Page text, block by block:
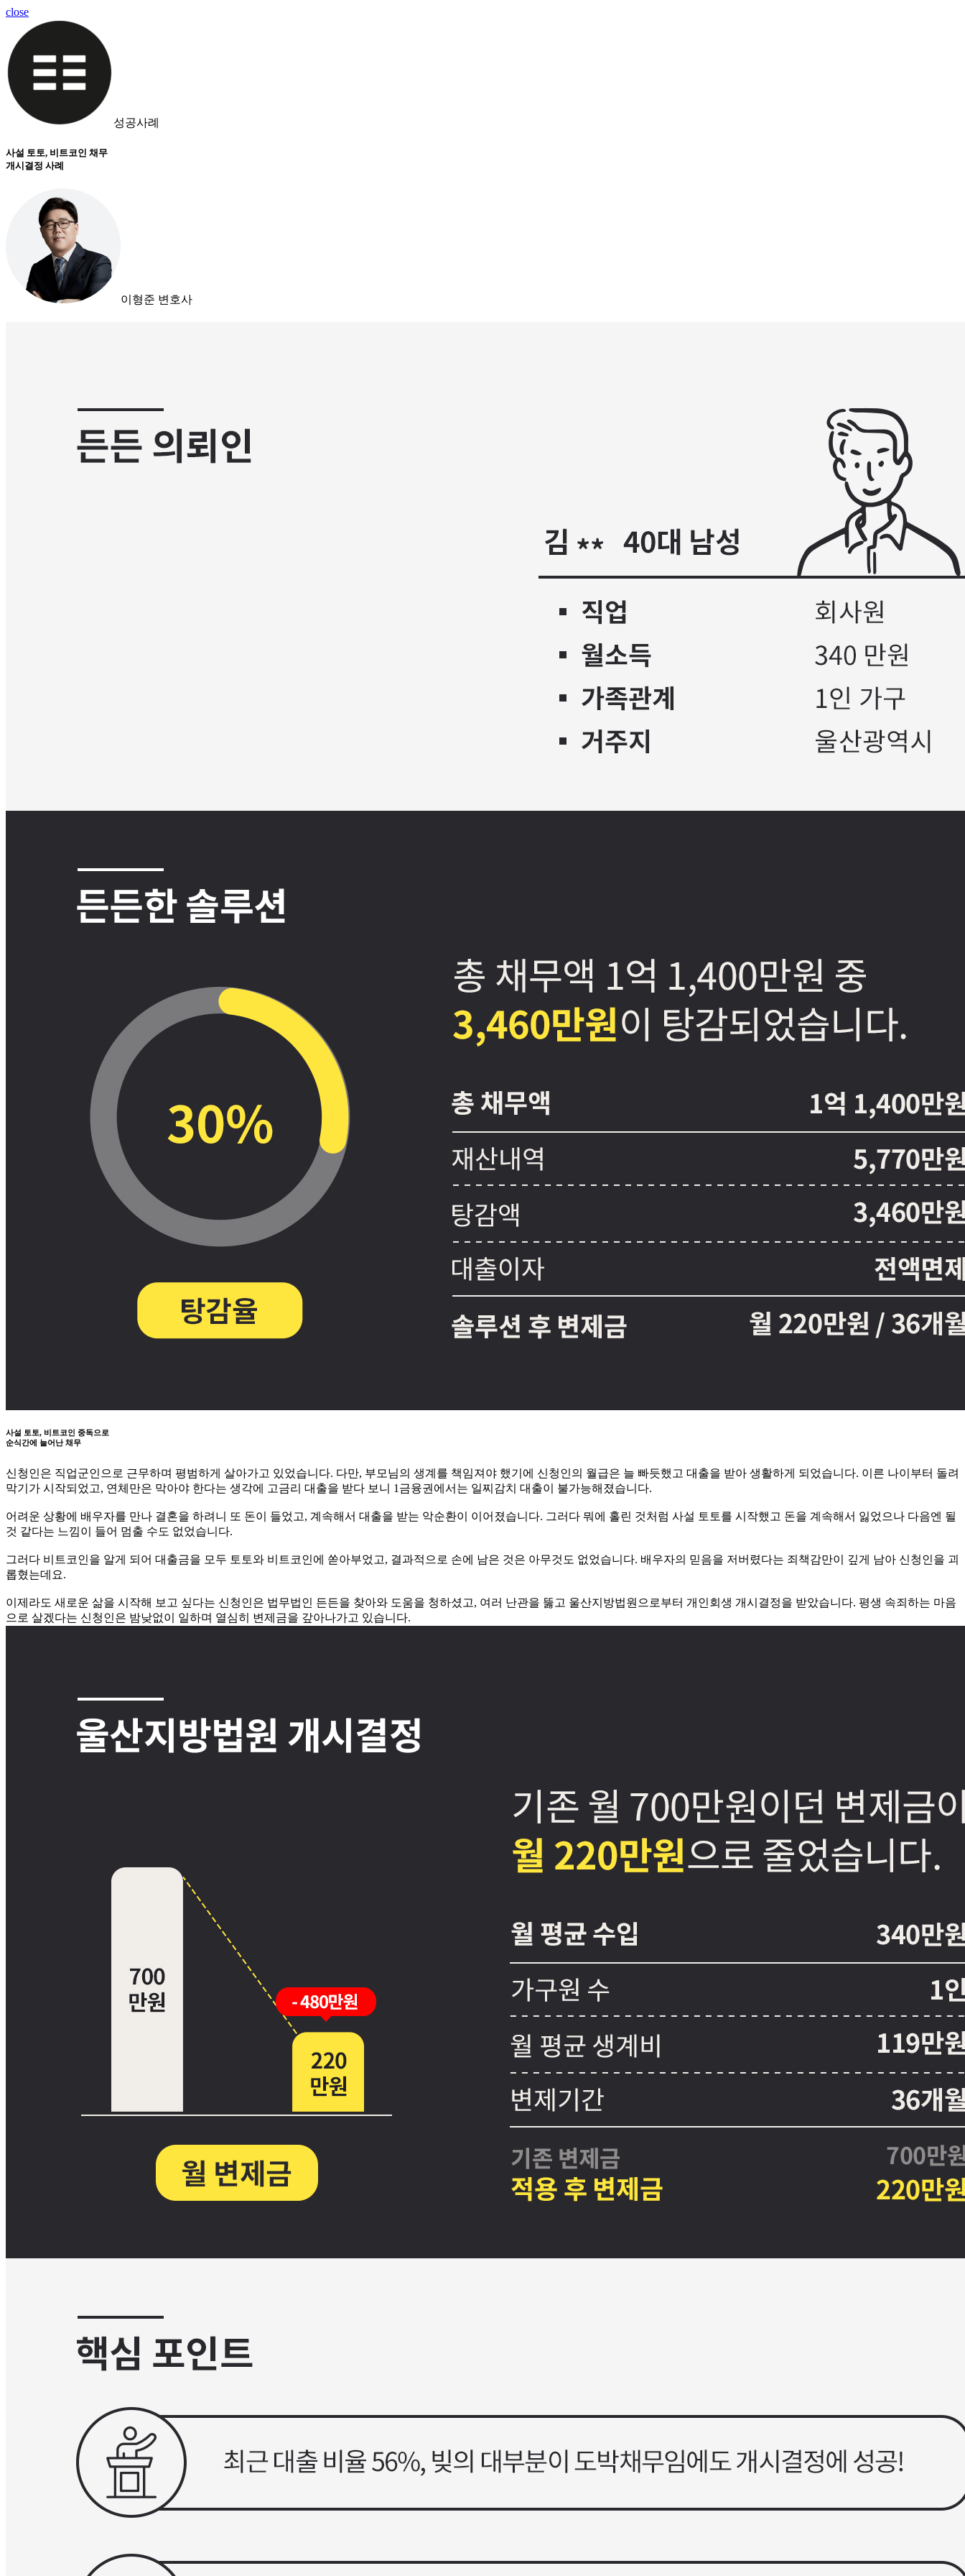
close
성공사례
사설 토토, 비트코인 채무
개시결정 사례
이형준 변호사
사설 토토, 비트코인 중독으로
순식간에 늘어난 채무
신청인은 직업군인으로 근무하며 평범하게 살아가고 있었습니다. 다만, 부모님의 생계를 책임져야 했기에 신청인의 월급은 늘 빠듯했고 대출을 받아 생활하게 되었습니다. 이른 나이부터 돌려
막기가 시작되었고, 연체만은 막아야 한다는 생각에 고금리 대출을 받다 보니 1금융권에서는 일찌감치 대출이 불가능해졌습니다.
어려운 상황에 배우자를 만나 결혼을 하려니 또 돈이 들었고, 계속해서 대출을 받는 악순환이 이어졌습니다. 그러다 뭐에 홀린 것처럼 사설 토토를 시작했고 돈을 계속해서 잃었으나 다음엔 될
것 같다는 느낌이 들어 멈출 수도 없었습니다.
그러다 비트코인을 알게 되어 대출금을 모두 토토와 비트코인에 쏟아부었고, 결과적으로 손에 남은 것은 아무것도 없었습니다. 배우자의 믿음을 저버렸다는 죄책감만이 깊게 남아 신청인을 괴
롭혔는데요.
이제라도 새로운 삶을 시작해 보고 싶다는 신청인은 법무법인 든든을 찾아와 도움을 청하셨고, 여러 난관을 뚫고 울산지방법원으로부터 개인회생 개시결정을 받았습니다. 평생 속죄하는 마음
으로 살겠다는 신청인은 밤낮없이 일하며 열심히 변제금을 갚아나가고 있습니다.